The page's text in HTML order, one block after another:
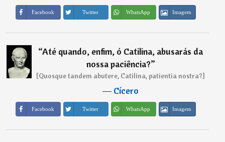
Facebook Twitter WhatsApp Imagem
“Até quando, enfim, ó Catilina, abusarás da
nossa paciência?”
[Quosque tandem abutere, Catilina, patientia nostra?]
―Cícero
Facebook Twitter WhatsApp Imagem